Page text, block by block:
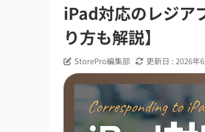
iPad対応のレジア
り方も解説】
StorePro編集部 更新日 : 2026年